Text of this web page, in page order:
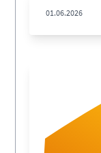
01.06.2026